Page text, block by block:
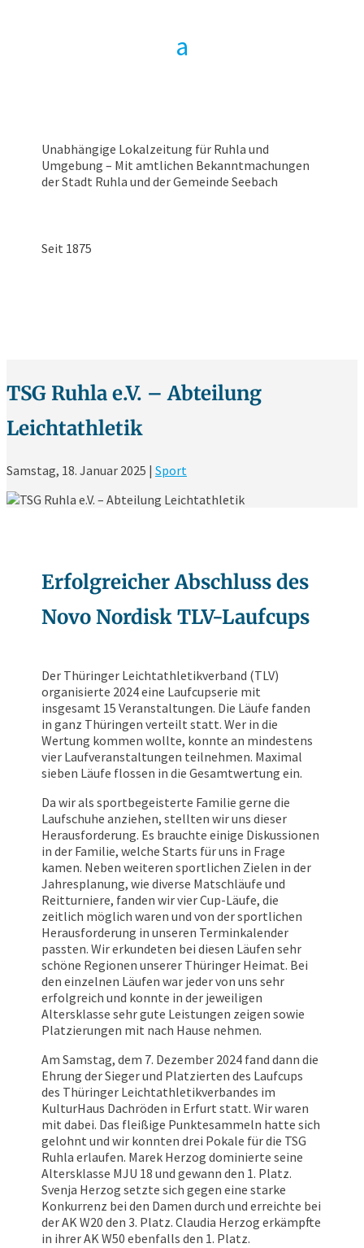
Unabhängige Lokalzeitung für Ruhla und
Umgebung – Mit amtlichen Bekanntmachungen
der Stadt Ruhla und der Gemeinde Seebach
Seit 1875
TSG Ruhla e.V. – Abteilung
Leichtathletik
Samstag, 18. Januar 2025 | Sport
Erfolgreicher Abschluss des
Novo Nordisk TLV-Laufcups
Der Thüringer Leichtathletikverband (TLV)
organisierte 2024 eine Laufcupserie mit
insgesamt 15 Veranstaltungen. Die Läufe fanden
in ganz Thüringen verteilt statt. Wer in die
Wertung kommen wollte, konnte an mindestens
vier Laufveranstaltungen teilnehmen. Maximal
sieben Läufe flossen in die Gesamtwertung ein.
Da wir als sportbegeisterte Familie gerne die
Laufschuhe anziehen, stellten wir uns dieser
Herausforderung. Es brauchte einige Diskussionen
in der Familie, welche Starts für uns in Frage
kamen. Neben weiteren sportlichen Zielen in der
Jahresplanung, wie diverse Matschläufe und
Reitturniere, fanden wir vier Cup-Läufe, die
zeitlich möglich waren und von der sportlichen
Herausforderung in unseren Terminkalender
passten. Wir erkundeten bei diesen Läufen sehr
schöne Regionen unserer Thüringer Heimat. Bei
den einzelnen Läufen war jeder von uns sehr
erfolgreich und konnte in der jeweiligen
Altersklasse sehr gute Leistungen zeigen sowie
Platzierungen mit nach Hause nehmen.
Am Samstag, dem 7. Dezember 2024 fand dann die
Ehrung der Sieger und Platzierten des Laufcups
des Thüringer Leichtathletikverbandes im
KulturHaus Dachröden in Erfurt statt. Wir waren
mit dabei. Das fleißige Punktesammeln hatte sich
gelohnt und wir konnten drei Pokale für die TSG
Ruhla erlaufen. Marek Herzog dominierte seine
Altersklasse MJU 18 und gewann den 1. Platz.
Svenja Herzog setzte sich gegen eine starke
Konkurrenz bei den Damen durch und erreichte bei
der AK W20 den 3. Platz. Claudia Herzog erkämpfte
in ihrer AK W50 ebenfalls den 1. Platz.